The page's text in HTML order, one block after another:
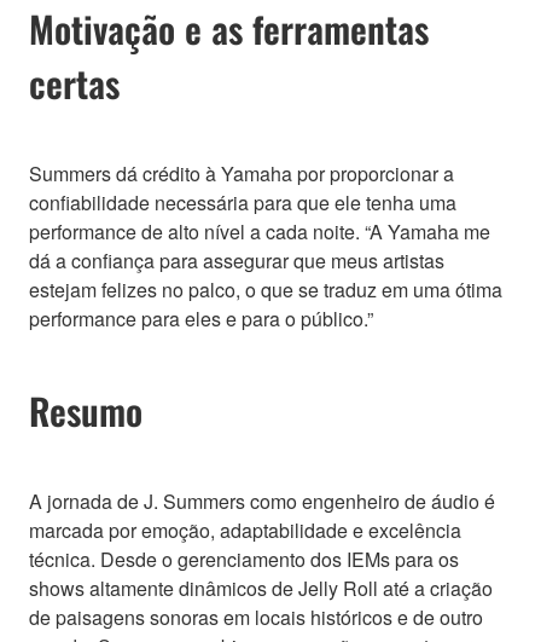
Motivação e as ferramentas
certas
Summers dá crédito à Yamaha por proporcionar a
confiabilidade necessária para que ele tenha uma
performance de alto nível a cada noite. “A Yamaha me
dá a confiança para assegurar que meus artistas
estejam felizes no palco, o que se traduz em uma ótima
performance para eles e para o público.”
Resumo
A jornada de J. Summers como engenheiro de áudio é
marcada por emoção, adaptabilidade e excelência
técnica. Desde o gerenciamento dos IEMs para os
shows altamente dinâmicos de Jelly Roll até a criação
de paisagens sonoras em locais históricos e de outro